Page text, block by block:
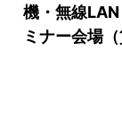
機・無線
ミナー会場